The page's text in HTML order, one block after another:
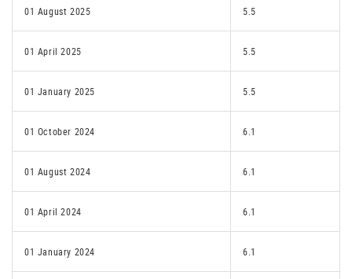
01 August 2025 5.5
01 April 2025 5.5
01 January 2025 5.5
01 October 2024 6.1
01 August 2024 6.1
01 April 2024 6.1
01 January 2024 6.1